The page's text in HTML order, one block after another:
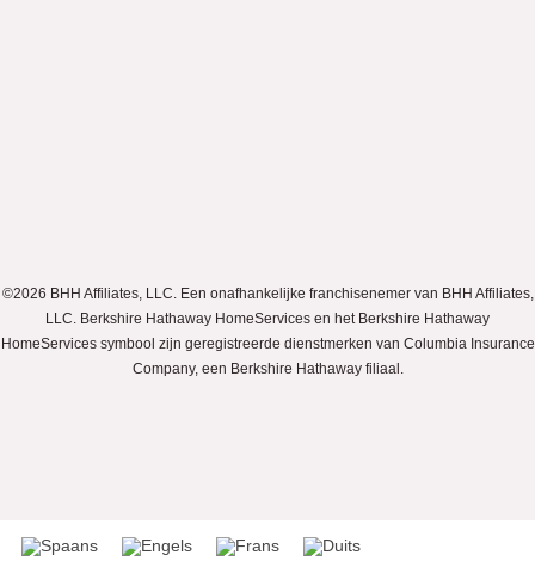
©2026 BHH Affiliates, LLC. Een onafhankelijke franchisenemer van BHH Affiliates,
LLC. Berkshire Hathaway HomeServices en het Berkshire Hathaway
HomeServices symbool zijn geregistreerde dienstmerken van Columbia Insurance
Company, een Berkshire Hathaway filiaal.